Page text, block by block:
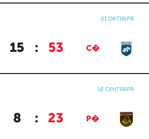
01 ОКТЯБРЯ
15 : 53 С�
18 СЕНТЯБРЯ
8 : 23 Р�